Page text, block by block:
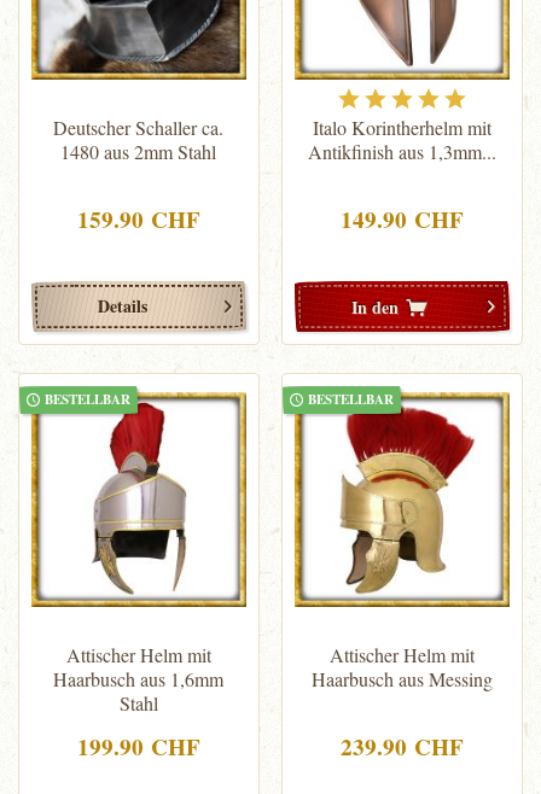
Deutscher Schaller ca.
1480 aus 2mm Stahl
159.90 CHF
Details
Italo Korintherhelm mit
Antikfinish aus 1,3mm...
149.90 CHF
In den
BESTELLBAR
Attischer Helm mit
Haarbusch aus 1,6mm
Stahl
199.90 CHF
BESTELLBAR
Attischer Helm mit
Haarbusch aus Messing
239.90 CHF